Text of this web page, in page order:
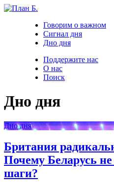
Говорим о важном
Сигнал дня
Дно дня
Поддержите нас
О нас
Поиск
Дно дня
Дно дня
Британия
Почему Беларусь не
шаги?